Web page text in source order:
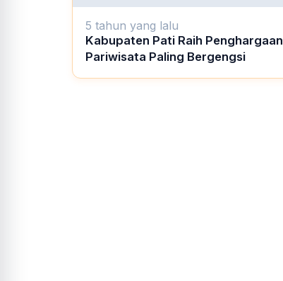
5 tahun yang lalu
Kabupaten Pati Raih Penghargaan
Pariwisata Paling Bergengsi